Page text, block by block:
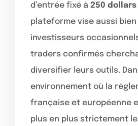
d’entrée fixé à 250
plateforme vise aussi bien
investisseurs
traders confirmés
diversifier leurs outils.
environnement où la
française et européenne
plus en plus strictement